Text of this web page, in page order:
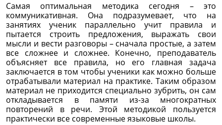
Самая оптимальная методика сегодня – это
коммуникативная. Она подразумевает, что на
занятиях ученик параллельно учит правила и
пытается строить предложения, выражать свои
мысли и вести разговоры – сначала простые, а затем
все сложнее и сложнее. Конечно, преподаватель
объясняет все правила, но его главная задача
заключается в том чтобы ученики как можно больше
отрабатывали материал на практике. Таким образом
материал не приходится специально зубрить, он сам
откладывается в памяти из-за многократных
повторений в речи. Этой методикой пользуется
практически все современные языковые школы.